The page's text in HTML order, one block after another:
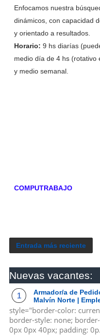
Enfocamos nuestra
dinámicos, con capacidad
y orientado a resultados.
Horario: 9 hs diarías
medio día de 4 hs (rotativo
y medio semanal.
COMPUTRABAJO
Entrada más reciente
Nuevas vacantes:
Armador/a de
Malvín Norte |
style="border-color:
border-style: none;
0px 0px 40px; padding: